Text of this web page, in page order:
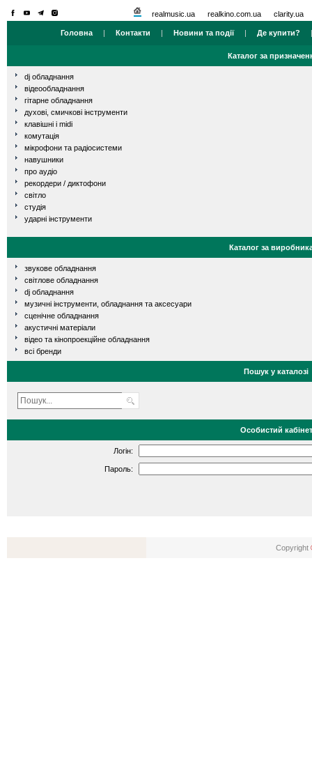
realmusic.ua realkino.com.ua clarity.ua
Головна | Контакти | Новини та події| Де купити?
Каталог за
dj обладнання
відеообладнання
гітарне обладнання
духові, смичкові інструменти
клавішні і midi
комутація
мікрофони та радіосистеми
навушники
про аудіо
рекордери / диктофони
світло
студія
ударні інструменти
Каталог за
звукове обладнання
світлове обладнання
dj обладнання
музичні інструменти, обладнання та аксесуари
сценічне обладнання
акустичні матеріали
відео та кінопроекційне обладнання
всі бренди
Пошук у каталозі
Особистий кабінет
Логін:
Пароль:
Copyright